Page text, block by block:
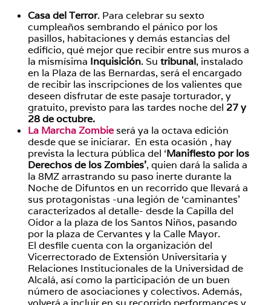
Casa del Terror. Para celebrar su sexto
cumpleaños sembrando el pánico por los
pasillos, habitaciones y demás estancias del
edificio, qué mejor que recibir entre sus muros a
la mismísima Inquisición. Su tribunal, instalado
en la Plaza de las Bernardas, será el encargado
de recibir las inscripciones de los valientes que
deseen disfrutar de este pasaje torturador, y
gratuito, previsto para las tardes noche del 27 y
28 de octubre.
La Marcha Zombieserá ya la octava edición
desde que se iniciarar. En esta ocasión , hay
prevista la lectura pública del ‘Manifiesto por los
Derechos de los Zombies’, quien dará la salida a
la 8MZ arrastrando su paso inerte durante la
Noche de Difuntos en un recorrido que llevará a
sus protagonistas -una legión de ‘caminantes’
caracterizados al detalle- desde la Capilla del
Oidor a la plaza de los Santos Niños, pasando
por la plaza de Cervantes y la Calle Mayor.
El desfile cuenta con la organización del
Vicerrectorado de Extensión Universitaria y
Relaciones Institucionales de la Universidad de
Alcalá, así como la participación de un buen
número de asociaciones y colectivos. Además,